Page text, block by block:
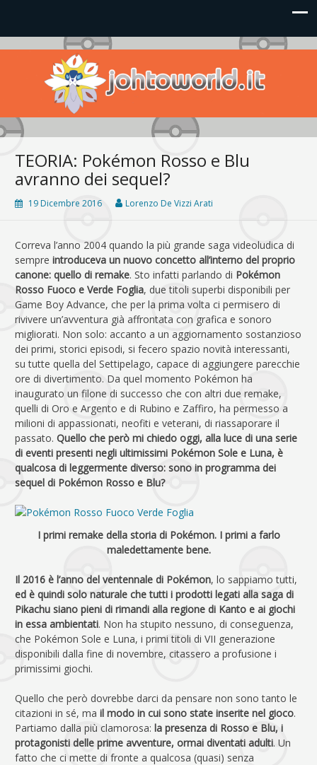
Johto World
Le novità più frizzanti dall'universo Pokémon e Nintendo
TEORIA: Pokémon Rosso e Blu
avranno dei sequel?
19 Dicembre 2016 Lorenzo De Vizzi Arati
Correva l’anno 2004 quando la più grande saga videoludica di
sempre introduceva un nuovo concetto all’interno del proprio
canone: quello di remake. Sto infatti parlando di Pokémon
Rosso Fuoco e Verde Foglia, due titoli superbi disponibili per
Game Boy Advance, che per la prima volta ci permisero di
rivivere un’avventura già affrontata con grafica e sonoro
migliorati. Non solo: accanto a un aggiornamento sostanzioso
dei primi, storici episodi, si fecero spazio novità interessanti,
su tutte quella del Settipelago, capace di aggiungere parecchie
ore di divertimento. Da quel momento Pokémon ha
inaugurato un filone di successo che con altri due remake,
quelli di Oro e Argento e di Rubino e Zaffiro, ha permesso a
milioni di appassionati, neofiti e veterani, di riassaporare il
passato. Quello che però mi chiedo oggi, alla luce di una serie
di eventi presenti negli ultimissimi Pokémon Sole e Luna, è
qualcosa di leggermente diverso: sono in programma dei
sequel di Pokémon Rosso e Blu?
I primi remake della storia di Pokémon. I primi a farlo
maledettamente bene.
Il 2016 è l’anno del ventennale di Pokémon, lo sappiamo tutti,
ed è quindi solo naturale che tutti i prodotti legati alla saga di
Pikachu siano pieni di rimandi alla regione di Kanto e ai giochi
in essa ambientati. Non ha stupito nessuno, di conseguenza,
che Pokémon Sole e Luna, i primi titoli di VII generazione
disponibili dalla fine di novembre, citassero a profusione i
primissimi giochi.
Quello che però dovrebbe darci da pensare non sono tanto le
citazioni in sé, ma il modo in cui sono state inserite nel gioco.
Partiamo dalla più clamorosa: la presenza di Rosso e Blu, i
protagonisti delle prime avventure, ormai diventati adulti. Un
fatto che ci mette di fronte a qualcosa (quasi) senza